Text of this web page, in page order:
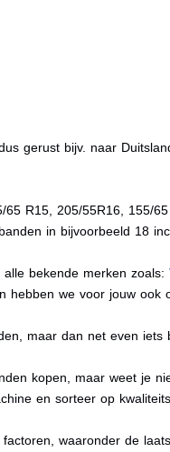
gerust bijv. naar
R15, 205/55R16, 155/
in bijvoorbeeld 18
alle bekende merken zoals:
hebben we voor jouw ook
maar dan net even iets
kopen, maar weet je
en sorteer op
waaronder de